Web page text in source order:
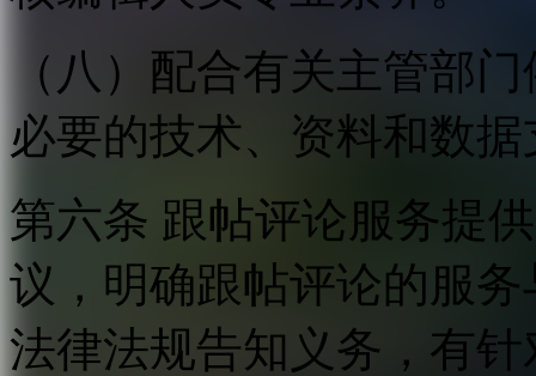
（八）配合有关主管部
必要的技术、资料和数
第六条 跟帖评论服务提
议，明确跟帖评论的服
法律法规告知义务，有